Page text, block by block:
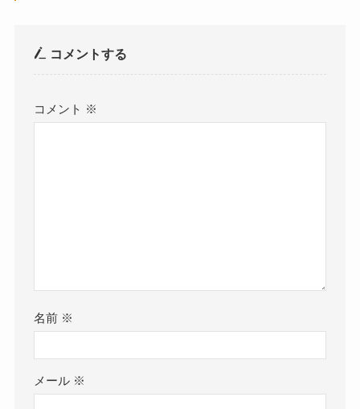
コメントする
コメント ※
名前 ※
メール ※